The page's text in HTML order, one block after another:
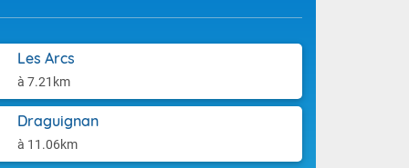
Les Arcs
à 7.21km
Draguignan
à 11.06km
une
le vent
tramontane
Les
Il fait 12 à
elles